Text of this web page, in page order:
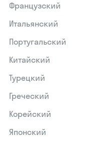
Французский
Итальянский
Португальский
Китайский
Турецкий
Греческий
Корейский
Японский